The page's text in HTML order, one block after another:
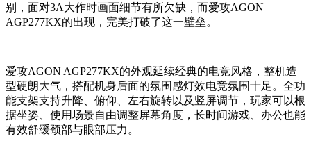
别，面对3A大作时画面细节有所欠缺，而爱攻AGON
AGP277KX的出现，完美打破了这一壁垒。
爱攻AGON AGP277KX的外观延续经典的电竞风格，整机造
型硬朗大气，搭配机身后面的氛围感灯效电竞氛围十足。全功
能支架支持升降、俯仰、左右旋转以及竖屏调节，玩家可以根
据坐姿、使用场景自由调整屏幕角度，长时间游戏、办公也能
有效舒缓颈部与眼部压力。